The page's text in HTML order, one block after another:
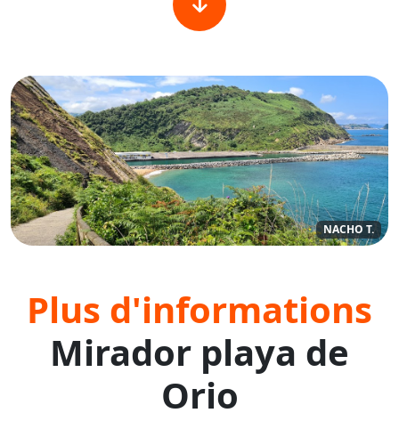
NACHO T.
Plus d'informations
Mirador playa de
Orio